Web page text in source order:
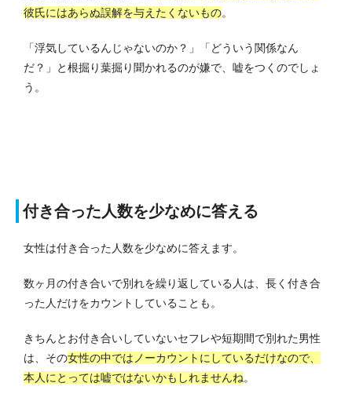
彼氏にはあらぬ誤解を与えたくないもの。
「浮気しているんじゃないのか？」「どういう関係なん
だ？」と根掘り葉掘り聞かれるのが嫌で、嘘をつくのでしょ
う。
付き合った人数を少なめに答える
女性は付き合った人数を少なめに答えます。
数ヶ月の付き合いで別れを繰り返している人は、長く付き合
った人だけをカウントしていることも。
きちんとお付き合いしていないセフレや短期間で別れた男性
は、その女性の中ではノーカウントにしているだけなので、
本人にとっては嘘ではないかもしれませんね。